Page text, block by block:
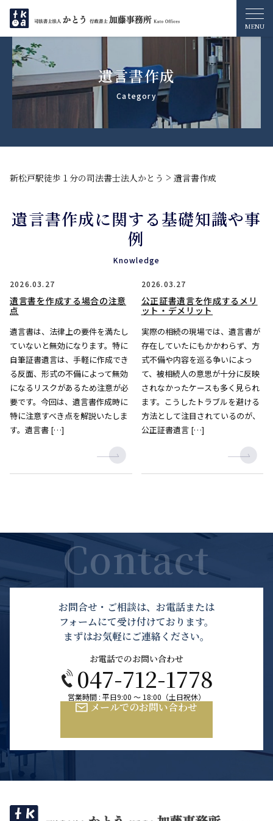
遺言書作成
新松戸駅徒歩１分の司法書士法人かとう > 遺言書作成
遺言書作成に関する基礎知識や事
例
Knowledge
2026.03.27
遺言書を作成する場合の注意
点
遺言書は、法律上の要件を満たし
ていないと無効になります。特に
自筆証書遺言は、手軽に作成でき
る反面、形式の不備によって無効
になるリスクがあるため注意が必
要です。今回は、遺言書作成時に
特に注意すべき点を解説いたしま
す。遺言書 […]
2026.03.27
公正証書遺言を作成するメリ
ット・デメリット
実際の相続の現場では、遺言書が
存在していたにもかかわらず、方
式不備や内容を巡る争いによっ
て、被相続人の意思が十分に反映
されなかったケースも多く見られ
ます。こうしたトラブルを避ける
方法として注目されているのが、
公正証書遺言 […]
お問合せ・ご相談は、お電話または
フォームにて受け付けております。
まずはお気軽にご連絡ください。
お電話でのお問い合わせ
047-712-1778
営業時間 : 平日9:00 ～ 18:00（土日祝休）
メールでのお問い合わせ